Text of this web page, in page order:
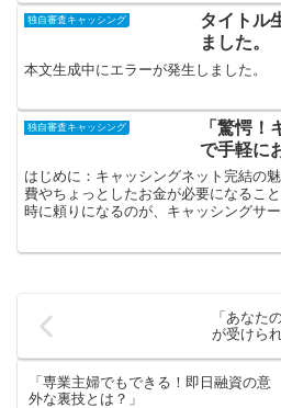
独自審査キャッシング
タイトル
ました。
本文生成中にエラーが発生しました。
独自審査キャッシング
「驚愕
で手軽に
はじめに：キャッシングネット完結の
費やちょっとしたお金が必要になるこ
時に頼りになるのが、キャッシングサ
グネット完結」という手法は、手軽さ
「あなた
が受けら
「専業主婦でもできる！即日融資の意
外な裏技とは？」